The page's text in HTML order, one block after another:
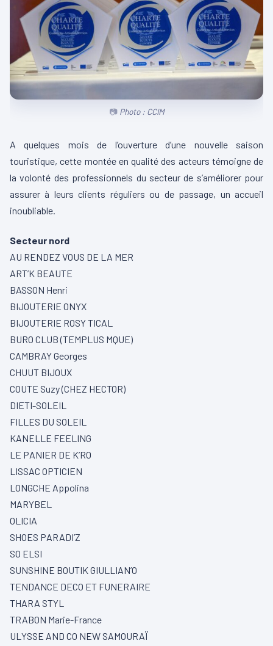
Photo : CCIM
A quelques mois de l’ouverture d’une nouvelle saison
touristique, cette montée en qualité des acteurs témoigne de
la volonté des professionnels du secteur de s’améliorer pour
assurer à leurs clients réguliers ou de passage, un accueil
inoubliable.
Secteur nord
AU RENDEZ VOUS DE LA MER
ART’K BEAUTE
BASSON Henri
BIJOUTERIE ONYX
BIJOUTERIE ROSY TICAL
BURO CLUB (TEMPLUS MQUE)
CAMBRAY Georges
CHUUT BIJOUX
COUTE Suzy (CHEZ HECTOR)
DIETI-SOLEIL
FILLES DU SOLEIL
KANELLE FEELING
LE PANIER DE K’RO
LISSAC OPTICIEN
LONGCHE Appolina
MARYBEL
OLICIA
SHOES PARADI’Z
SO ELSI
SUNSHINE BOUTIK GIULLIAN’O
TENDANCE DECO ET FUNERAIRE
THARA STYL
TRABON Marie-France
ULYSSE AND CO NEW SAMOURAÏ